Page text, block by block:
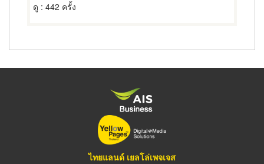
ดู : 442 ครั้ง
ไทยแลนด์ เยลโล่เพจเจส